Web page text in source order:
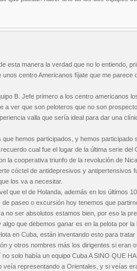
esta manera la verdad que no lo entiendo,
centro Americanos fíjate que me parece
B. Jefe primero a los centro americanos
a ver que son peloteros que no son
valla que sería ideal para dar una
hemos participados, y hemos participado
cual fue el lugar de la última serie del
la cooperativa triunfo de la revolución de
cóctel de antidepresivos y antipertensivos
los va a necesitar.
que el de Holanda, además en los últimos
paseo o excursión hoy tenemos que
no ser absolutos estamos bien, por eso la
que debemos ganar es en la pelota por la
en Cuba, están inventando esto para
y otros nombres más los dirigentes si eran
solo había un equipo Cuba A SINO QUE
veía representando a Orientales, y si veías